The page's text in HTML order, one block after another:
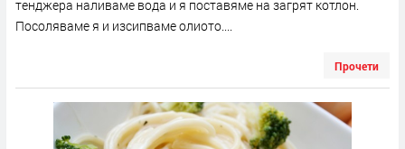
тенджера наливаме вода и я поставяме на загрят котлон.
Посоляваме я и изсипваме олиото....
Прочети